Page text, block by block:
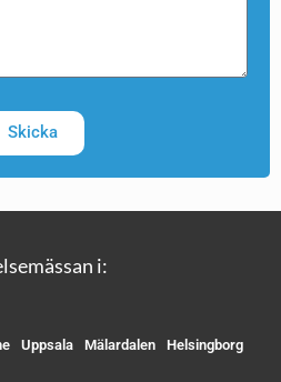
Skicka
i:
Uppsala Mälardalen Helsingborg